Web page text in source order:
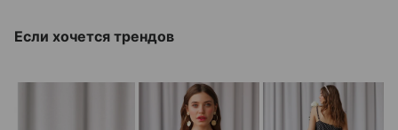
Если хочется трендов